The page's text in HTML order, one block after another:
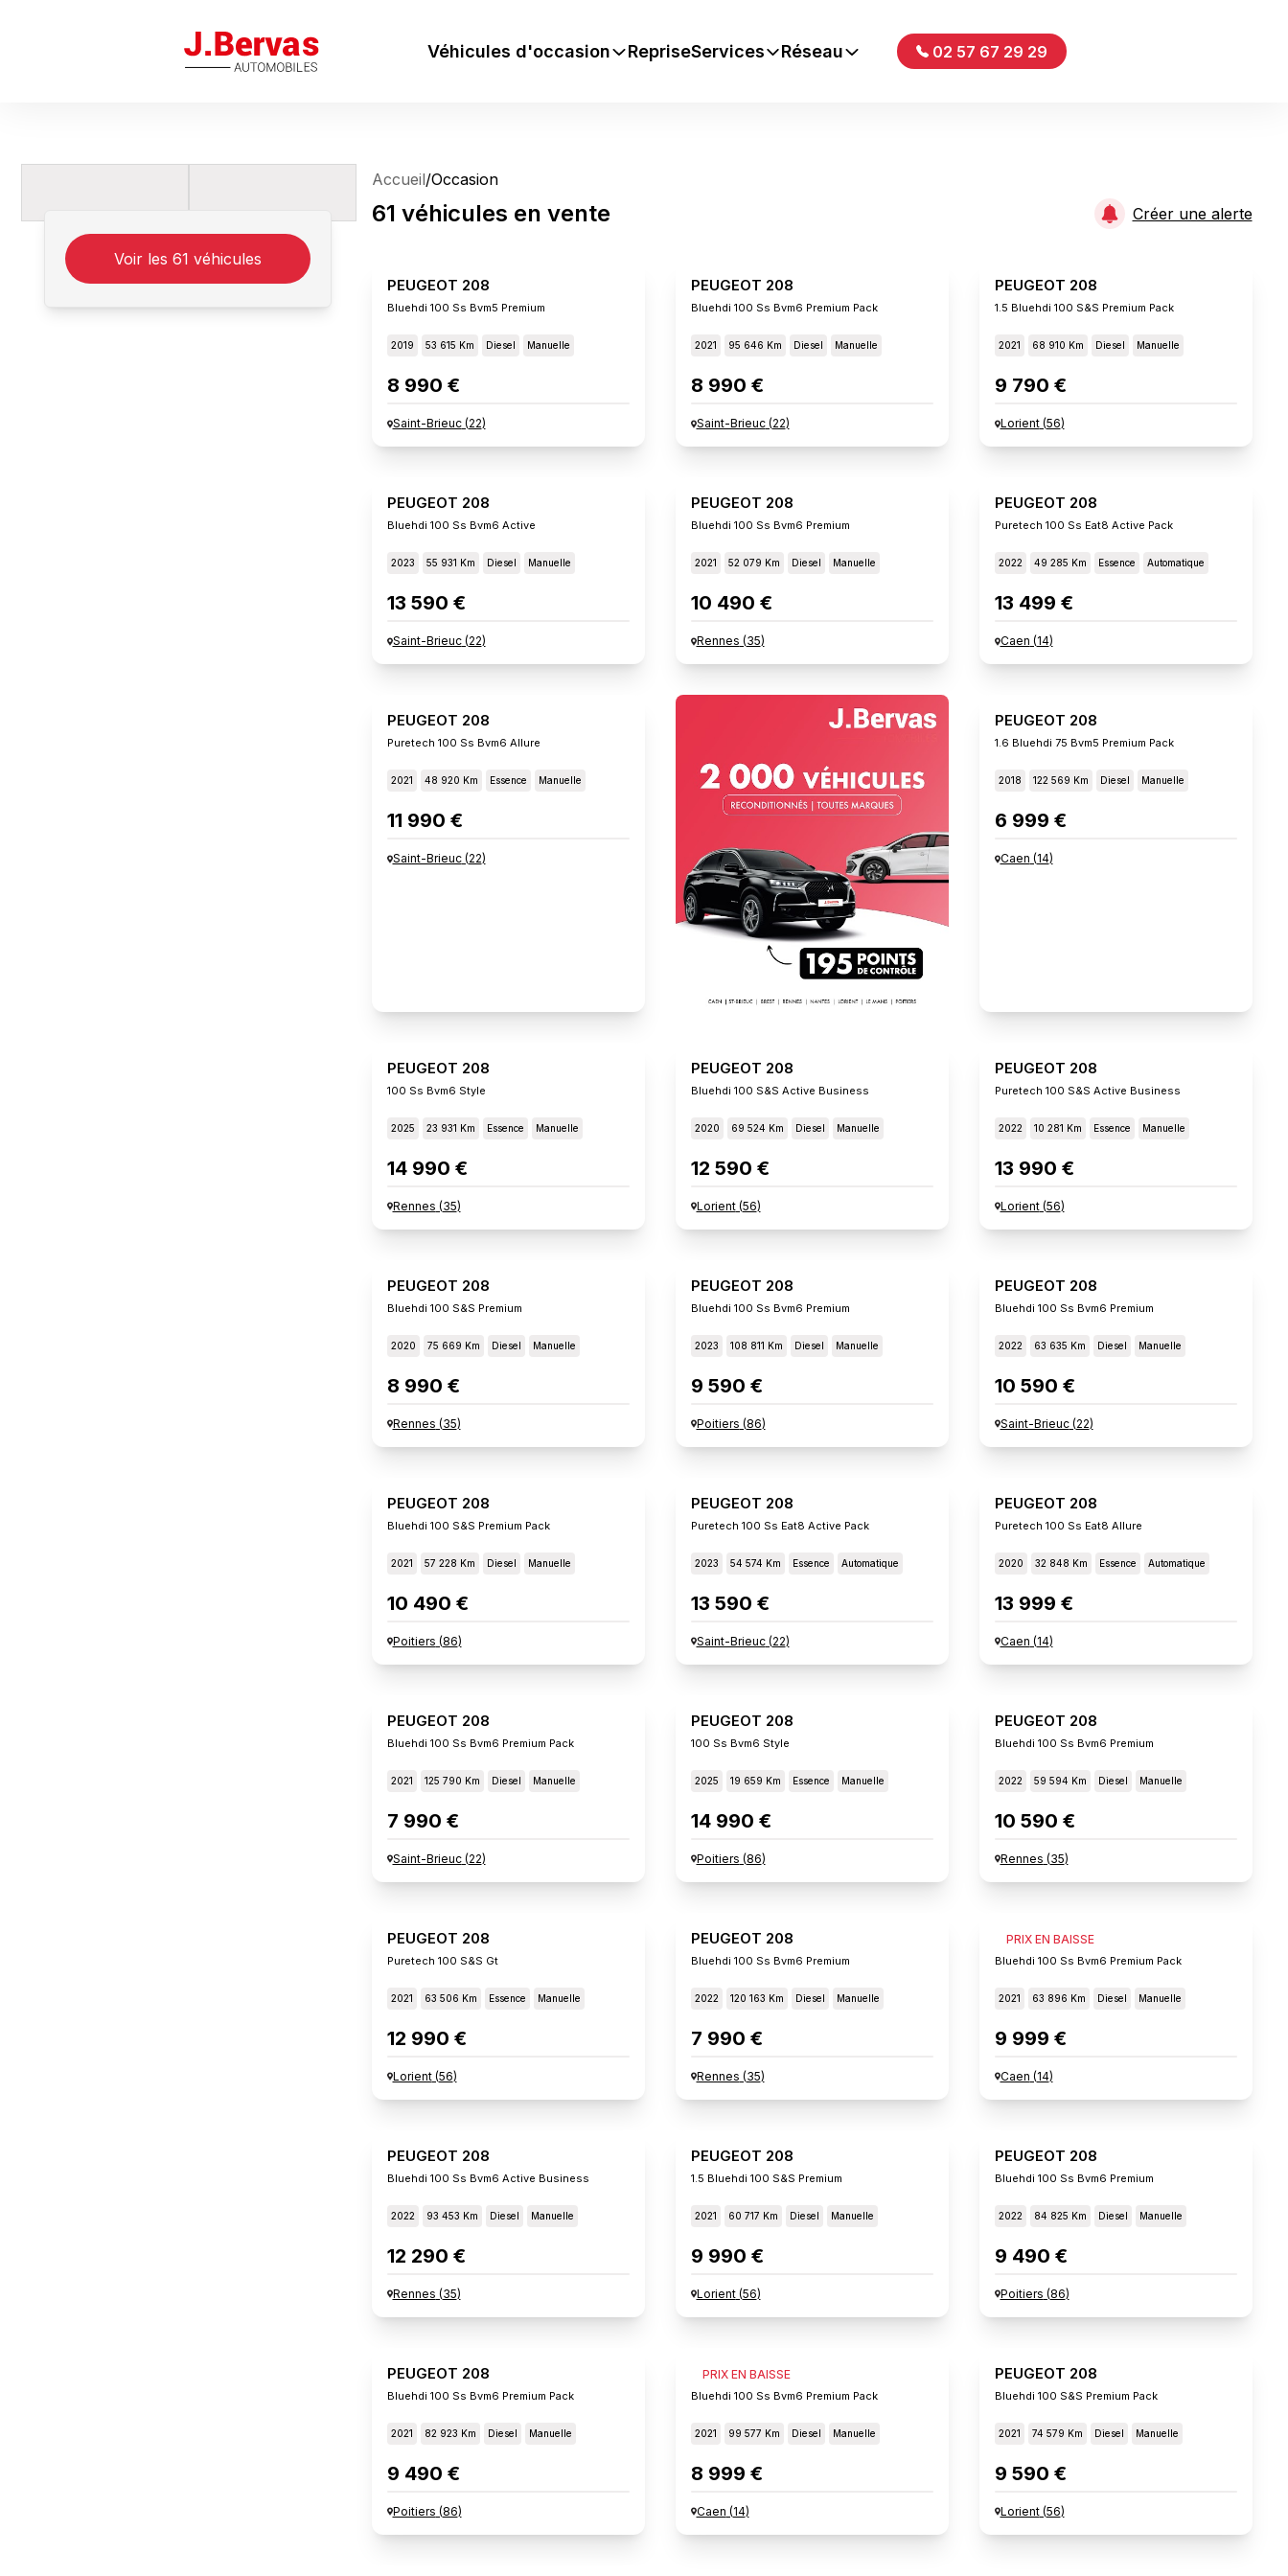
J.Bervas Véhicules d'occasion RepriseServices Réseau 02 57 67 29 29
Voir les 61 véhicules
Accueil/Occasion
61 véhicules en vente Créer une alerte
PEUGEOT 208
Bluehdi 100 Ss Bvm5 Premium
2019 53 615 Km Diesel Manuelle
8 990 €
Saint-Brieuc(22)
PEUGEOT 208
Bluehdi 100 Ss Bvm6 Premium Pack
2021 95 646 Km Diesel Manuelle
8 990 €
Saint-Brieuc(22)
PEUGEOT 208
1.5 Bluehdi 100 S&s Premium Pack
2021 68 910 Km Diesel Manuelle
9 790 €
Lorient(56)
PEUGEOT 208
Bluehdi 100 Ss Bvm6 Active
2023 55 931 Km Diesel Manuelle
13 590 €
Saint-Brieuc(22)
PEUGEOT 208
Bluehdi 100 Ss Bvm6 Premium
2021 52 079 Km Diesel Manuelle
10 490 €
Rennes (35)
PEUGEOT 208
Puretech 100 Ss Eat8 Active Pack
2022 49 285 Km Essence Automatique
13 499 €
Caen (14)
PEUGEOT 208
Puretech 100 Ss Bvm6 Allure
2021 48 920 Km Essence Manuelle
11 990 €
Saint-Brieuc(22)
PEUGEOT 208
1.6 Bluehdi 75 Bvm5 Premium Pack
2018 122 569 Km Diesel Manuelle
6 999 €
Caen (14)
PEUGEOT 208
100 Ss Bvm6 Style
2025 23 931 Km Essence Manuelle
14 990 €
Rennes (35)
PEUGEOT 208
Bluehdi 100 S&s Active Business
2020 69 524 Km Diesel Manuelle
12 590 €
Lorient(56)
PEUGEOT 208
Puretech 100 S&s Active Business
2022 10 281 Km Essence Manuelle
13 990 €
Lorient(56)
PEUGEOT 208
Bluehdi 100 S&s Premium
2020 75 669 Km Diesel Manuelle
8 990 €
Rennes (35)
PEUGEOT 208
Bluehdi 100 Ss Bvm6 Premium
2023 108 811 Km Diesel Manuelle
9 590 €
Poitiers (86)
PEUGEOT 208
Bluehdi 100 Ss Bvm6 Premium
2022 63 635 Km Diesel Manuelle
10 590 €
Saint-Brieuc(22)
PEUGEOT 208
Bluehdi 100 S&s Premium Pack
2021 57 228 Km Diesel Manuelle
10 490 €
Poitiers (86)
PEUGEOT 208
Puretech 100 Ss Eat8 Active Pack
2023 54 574 Km Essence Automatique
13 590 €
Saint-Brieuc(22)
PEUGEOT 208
Puretech 100 Ss Eat8 Allure
2020 32 848 Km Essence Automatique
13 999 €
Caen (14)
PEUGEOT 208
Bluehdi 100 Ss Bvm6 Premium Pack
2021 125 790 Km Diesel Manuelle
7 990 €
Saint-Brieuc(22)
PEUGEOT 208
100 Ss Bvm6 Style
2025 19 659 Km Essence Manuelle
14 990 €
Poitiers (86)
PEUGEOT 208
Bluehdi 100 Ss Bvm6 Premium
2022 59 594 Km Diesel Manuelle
10 590 €
Rennes (35)
PEUGEOT 208
Puretech 100 S&s Gt
2021 63 506 Km Essence Manuelle
12 990 €
Lorient(56)
PEUGEOT 208
Bluehdi 100 Ss Bvm6 Premium
2022 120 163 Km Diesel Manuelle
7 990 €
Rennes (35)
PRIX EN BAISSE
PEUGEOT 208
Bluehdi 100 Ss Bvm6 Premium Pack
2021 63 896 Km Diesel Manuelle
9 999 €
Caen (14)
PEUGEOT 208
Bluehdi 100 Ss Bvm6 Active Business
2022 93 453 Km Diesel Manuelle
12 290 €
Rennes (35)
PEUGEOT 208
1.5 Bluehdi 100 S&s Premium
2021 60 717 Km Diesel Manuelle
9 990 €
Lorient(56)
PEUGEOT 208
Bluehdi 100 Ss Bvm6 Premium
2022 84 825 Km Diesel Manuelle
9 490 €
Poitiers (86)
PEUGEOT 208
Bluehdi 100 Ss Bvm6 Premium Pack
2021 82 923 Km Diesel Manuelle
9 490 €
Poitiers (86)
PRIX EN BAISSE
PEUGEOT 208
Bluehdi 100 Ss Bvm6 Premium Pack
2021 99 577 Km Diesel Manuelle
8 999 €
Caen (14)
PEUGEOT 208
Bluehdi 100 S&s Premium Pack
2021 74 579 Km Diesel Manuelle
9 590 €
Lorient(56)